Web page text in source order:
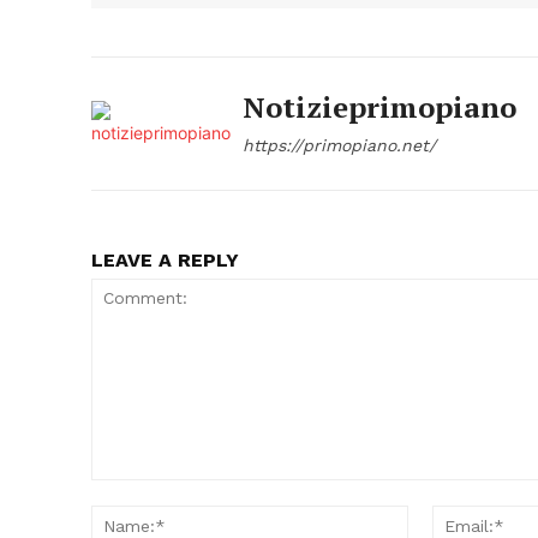
Notizieprimopiano
https://primopiano.net/
LEAVE A REPLY
Name:*